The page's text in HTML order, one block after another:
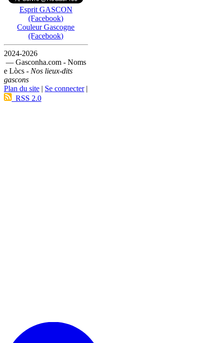
Esprit GASCON
(Facebook)
Couleur Gascogne
(Facebook)
2024-2026
— Gasconha.com - Noms
e Lòcs - Nos lieux-dits
gascons
Plan du site | Se connecter|
RSS 2.0